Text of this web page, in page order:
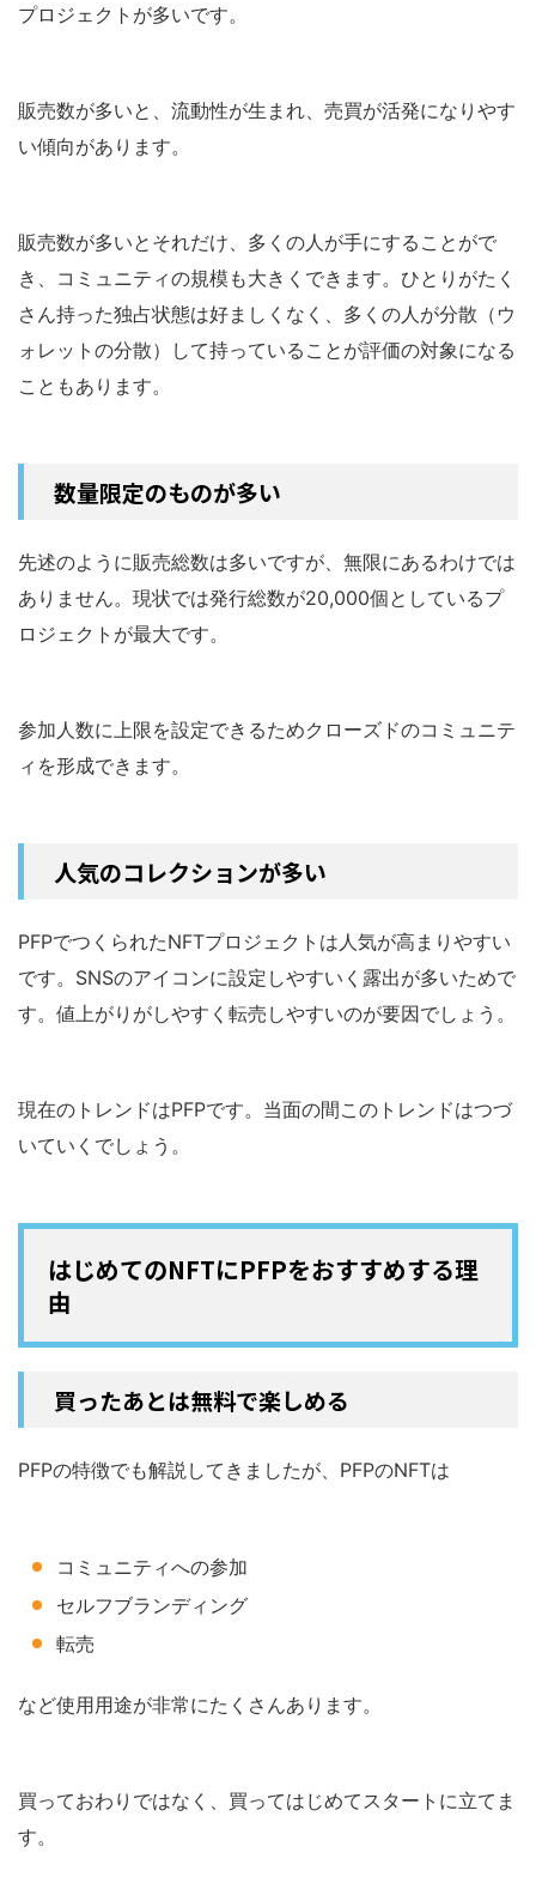
プロジェクトが多いです。
販売数が多いと、流動性が生まれ、売買が活発になりやす
い傾向があります。
販売数が多いとそれだけ、多くの人が手にすることがで
き、コミュニティの規模も大きくできます。ひとりがたく
さん持った独占状態は好ましくなく、多くの人が分散（ウ
ォレットの分散）して持っていることが評価の対象になる
こともあります。
数量限定のものが多い
先述のように販売総数は多いですが、無限にあるわけでは
ありません。現状では発行総数が20,000個としているプ
ロジェクトが最大です。
参加人数に上限を設定できるためクローズドのコミュニテ
ィを形成できます。
人気のコレクションが多い
PFPでつくられたNFTプロジェクトは人気が高まりやすい
です。SNSのアイコンに設定しやすいく露出が多いためで
す。値上がりがしやすく転売しやすいのが要因でしょう。
現在のトレンドはPFPです。当面の間このトレンドはつづ
いていくでしょう。
はじめてのNFTにPFPをおすすめする理
由
買ったあとは無料で楽しめる
PFPの特徴でも解説してきましたが、PFPのNFTは
コミュニティへの参加
セルフブランディング
転売
など使用用途が非常にたくさんあります。
買っておわりではなく、買ってはじめてスタートに立てま
す。